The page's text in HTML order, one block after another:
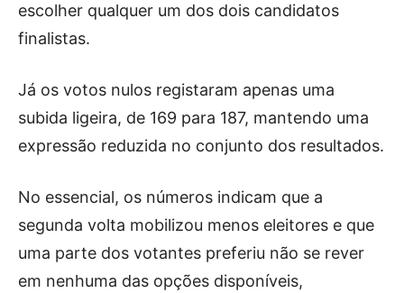
escolher qualquer um dos dois candidatos
finalistas.
Já os votos nulos registaram apenas uma
subida ligeira, de 169 para 187, mantendo uma
expressão reduzida no conjunto dos resultados.
No essencial, os números indicam que a
segunda volta mobilizou menos eleitores e que
uma parte dos votantes preferiu não se rever
em nenhuma das opções disponíveis,